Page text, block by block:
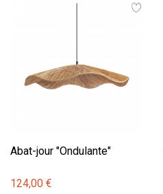
Abat-jour "Ondulante"
124,00 €